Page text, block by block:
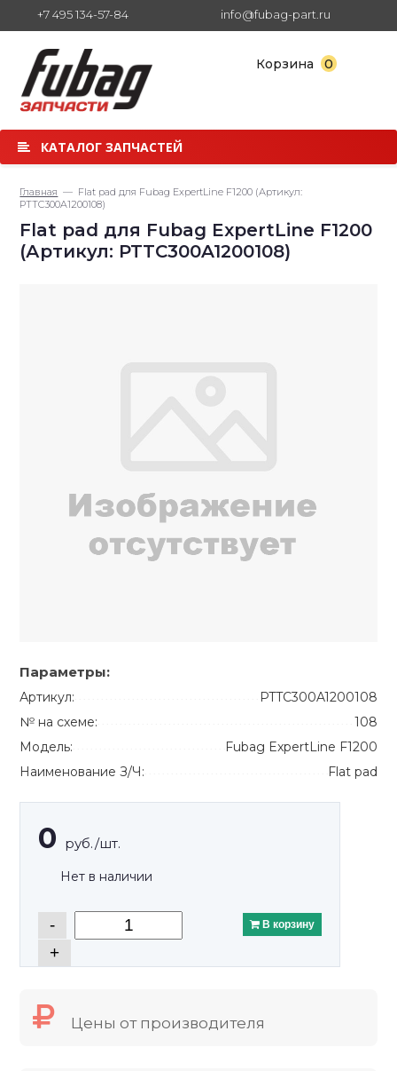
+7 495 134-57-84 info@fubag-part.ru
Корзина0
КАТАЛОГ ЗАПЧАСТЕЙ
Главная — Flat pad для Fubag ExpertLine F1200 (Артикул:
PTTC300A1200108)
Flat pad для Fubag ExpertLine F1200
(Артикул: PTTC300A1200108)
Параметры:
Артикул:
PTTC300A1200108
№ на схеме:
108
Модель:
Fubag ExpertLine F1200
Наименование З/Ч:
Flat pad
0 руб./шт.
Нет в наличии
-
+
В корзину
Цены от производителя